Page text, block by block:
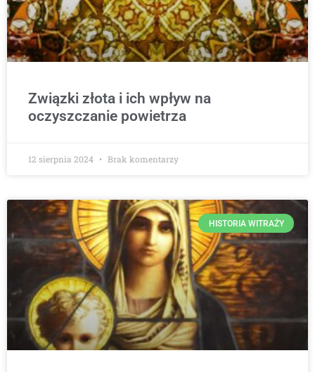
Związki złota i ich wpływ na
oczyszczanie powietrza
12 sierpnia 2024 Brak komentarzy
HISTORIA WITRAŻY